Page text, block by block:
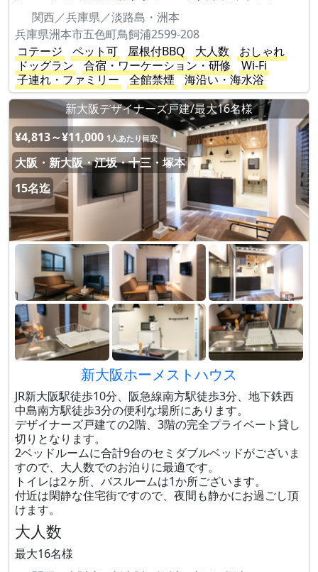
関西／兵庫県／淡路島・洲本
兵庫県洲本市五色町鳥飼浦2599-208
コテージ
ペット可 屋根付BBQ 大人数
おしゃれ
ドッグラン
合宿・ワーケーション・研修
Wi-Fi
子連れ・ファミリー
全館禁煙
海沿い・海水浴
新大阪デザイナーズ戸建/最大16名様
¥4,813～¥11,000 1人あたり目安
大阪・新大阪・江坂・十三・塚本
15名迄
新大阪ホーメストハウス
JR新大阪駅徒歩10分、阪急線南方駅徒歩3分、地下鉄西
中島南方駅徒歩3分の便利な場所にあります。
デザイナーズ戸建ての2階、3階の完全プライベート貸し
切りとなります。
2ベッドルームに合計9台のセミダブルベッドがございま
すので、大人数でのお泊りに最適です。
トイレは2ヶ所、バスルームは1か所ございます。
付近は閑静な住宅街ですので、夜間も静かにお過ごし頂
けます。
大人数
最大16名様